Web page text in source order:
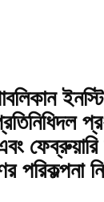
ফেব্রুয়ারি
পরিকল্পনা